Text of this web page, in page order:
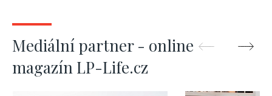
Mediální partner - online
magazín LP-Life.cz